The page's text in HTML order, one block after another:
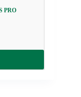
PRO